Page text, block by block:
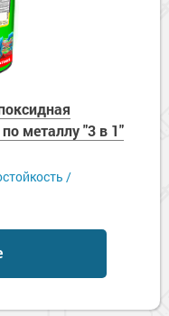
металлу "3 в 1"
/